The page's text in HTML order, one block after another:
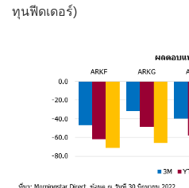
ทุนฟีดเดอร์)